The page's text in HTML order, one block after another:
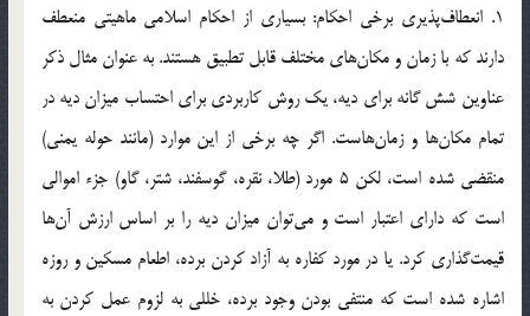
1. انعطاف‌پذيري برخي احکام: بسياري از احکام اسلامي ماهيتي منعطف
دارند که با زمان و مکان‌هاي مختلف قابل تطبيق هستند. به عنوان مثال ذکر
عناوين شش گانه براي ديه، يک روش کاربردي براي احتساب ميزان ديه در
تمام مکان‌ها و زمان‌هاست. اگر چه برخي از اين موارد (مانند حوله يمني)
منقضي شده است، لکن 5 مورد (طلا، نقره، گوسفند، شتر، گاو) جزء اموالي
است که داراي اعتبار است و مي‌توان ميزان ديه را بر اساس ارزش آن‌ها
قيمت‌گذاري کرد. يا در مورد کفاره به آزاد کردن برده، اطعام مسکين و روزه
اشاره شده است که منتفي بودن وجود برده، خللي به لزوم عمل کردن به